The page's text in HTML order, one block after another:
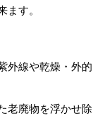
す。
外線や乾燥・外的
老廃物を浮かせ除